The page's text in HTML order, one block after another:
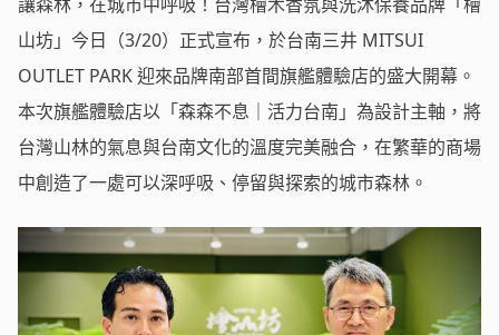
山坊」今日（3/20）正式宣布，於台南三井 MITSUI
OUTLET PARK 迎來品牌南部首間旗艦體驗店的盛大開幕。
本次旗艦體驗店以「森森不息｜活力台南」為設計主軸，將
台灣山林的氣息與台南文化的溫度完美融合，在繁華的商場
中創造了一處可以深呼吸、停留與探索的城市森林。